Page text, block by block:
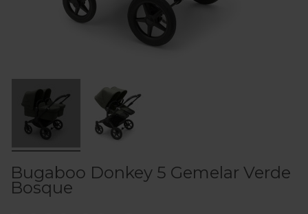
Bugaboo Donkey 5 Gemelar Verde
Bosque